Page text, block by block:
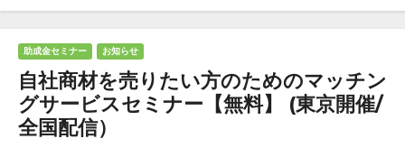
助成金セミナー お知らせ
自社商材を売りたい方のためのマッチン
グサービスセミナー【無料】 (東京開催/
全国配信）